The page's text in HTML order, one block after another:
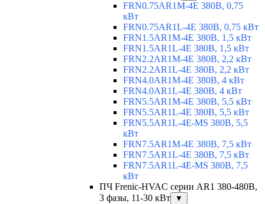
FRN0.75AR1M-4E 380В, 0,75
кВт
FRN0.75AR1L-4E 380В, 0,75 кВт
FRN1.5AR1M-4E 380В, 1,5 кВт
FRN1.5AR1L-4E 380В, 1,5 кВт
FRN2.2AR1M-4E 380В, 2,2 кВт
FRN2.2AR1L-4E 380В, 2,2 кВт
FRN4.0AR1M-4E 380В, 4 кВт
FRN4.0AR1L-4E 380В, 4 кВт
FRN5.5AR1M-4E 380В, 5,5 кВт
FRN5.5AR1L-4E 380В, 5,5 кВт
FRN5.5AR1L-4E-MS 380В, 5,5
кВт
FRN7.5AR1M-4E 380В, 7,5 кВт
FRN7.5AR1L-4E 380В, 7,5 кВт
FRN7.5AR1L-4E-MS 380В, 7,5
кВт
ПЧ Frenic-HVAC серии AR1 380-480В,
3 фазы, 11-30 кВт
▼